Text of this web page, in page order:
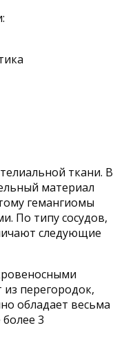
ткани. В
материал
гемангиомы
По типу сосудов,
следующие
перегородок,
обладает весьма
3